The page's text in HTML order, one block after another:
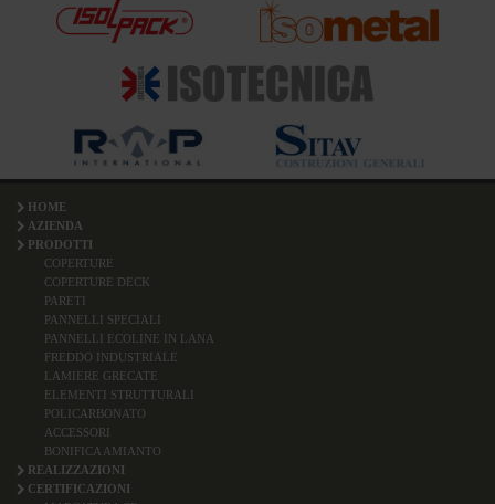
HOME
AZIENDA
PRODOTTI
COPERTURE
COPERTURE DECK
PARETI
PANNELLI SPECIALI
PANNELLI ECOLINE IN LANA
FREDDO INDUSTRIALE
LAMIERE GRECATE
ELEMENTI STRUTTURALI
POLICARBONATO
ACCESSORI
BONIFICA AMIANTO
REALIZZAZIONI
CERTIFICAZIONI